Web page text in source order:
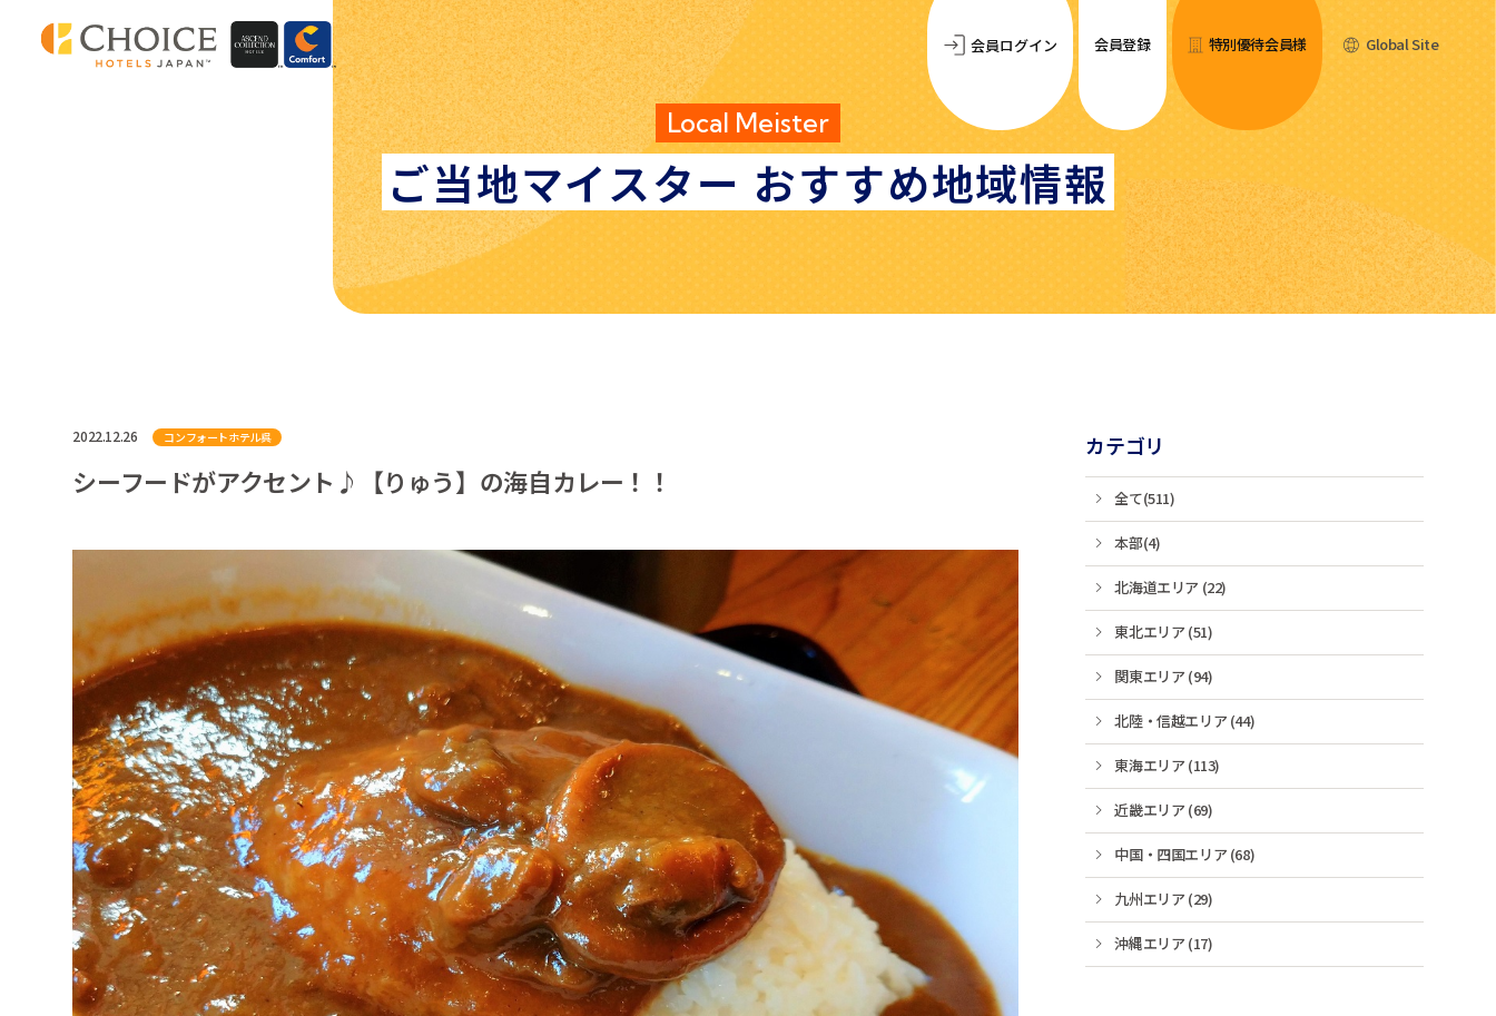
Local Meister
ご当地マイスター おすすめ地域情報
会員ログイン 会員登録 特別優待会員様 Global Site
2022.12.26 コンフォートホテル呉
シーフードがアクセント♪【りゅう】の海自カレー！！
カテゴリ
全て(511)
本部(4)
北海道エリア (22)
東北エリア (51)
関東エリア (94)
北陸・信越エリア (44)
東海エリア (113)
近畿エリア (69)
中国・四国エリア (68)
九州エリア (29)
沖縄エリア (17)